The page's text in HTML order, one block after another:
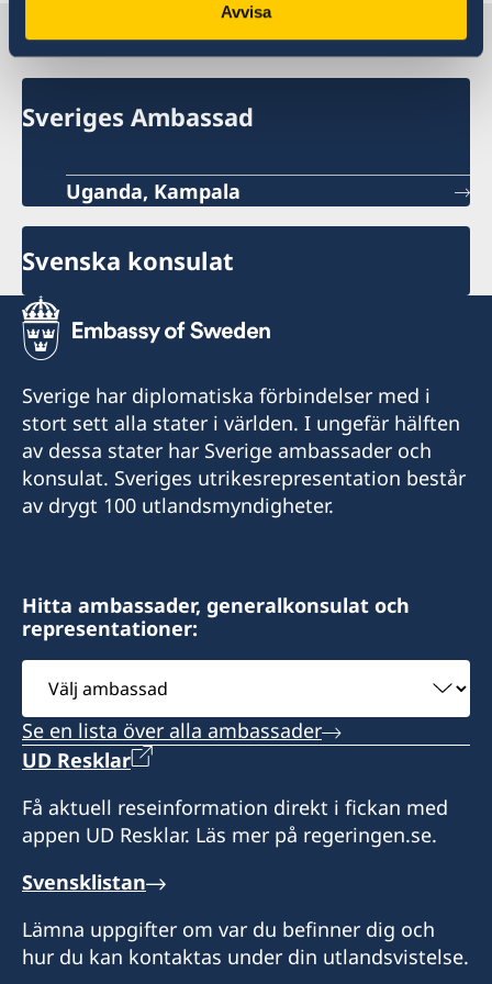
Avvisa
Sverige i Uganda
Sveriges Ambassad
Uganda, Kampala
Svenska konsulat
Sverige har diplomatiska förbindelser med i
stort sett alla stater i världen. I ungefär hälften
av dessa stater har Sverige ambassader och
konsulat. Sveriges utrikesrepresentation består
av drygt 100 utlandsmyndigheter.
Hitta ambassader, generalkonsulat och
representationer:
Välj
ambassad
Se en lista över alla ambassader
UD Resklar
Få aktuell reseinformation direkt i fickan med
appen UD Resklar. Läs mer på regeringen.se.
Svensklistan
Lämna uppgifter om var du befinner dig och
hur du kan kontaktas under din utlandsvistelse.